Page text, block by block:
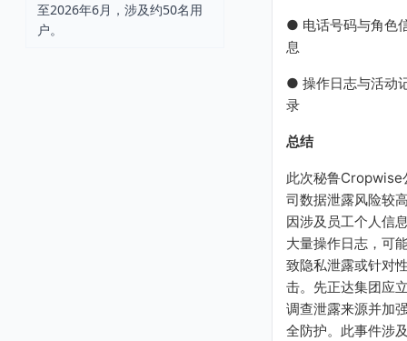
至2026年6月，涉及约50名用
户。
● 电话号码与角色
息
● 操作日志与活动
录
总结
此次秘鲁Cropwise
司数据泄露风险较
因涉及员工个人信
大量操作日志，可
致隐私泄露或针对
击。先正达集团应
调查泄露来源并加
全防护。此事件涉